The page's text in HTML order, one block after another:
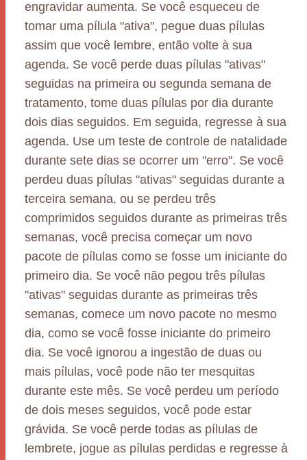
engravidar aumenta. Se você esqueceu de
tomar uma pílula "ativa", pegue duas pílulas
assim que você lembre, então volte à sua
agenda. Se você perde duas pílulas "ativas"
seguidas na primeira ou segunda semana de
tratamento, tome duas pílulas por dia durante
dois dias seguidos. Em seguida, regresse à sua
agenda. Use um teste de controle de natalidade
durante sete dias se ocorrer um "erro". Se você
perdeu duas pílulas "ativas" seguidas durante a
terceira semana, ou se perdeu três
comprimidos seguidos durante as primeiras três
semanas, você precisa começar um novo
pacote de pílulas como se fosse um iniciante do
primeiro dia. Se você não pegou três pílulas
"ativas" seguidas durante as primeiras três
semanas, comece um novo pacote no mesmo
dia, como se você fosse iniciante do primeiro
dia. Se você ignorou a ingestão de duas ou
mais pílulas, você pode não ter mesquitas
durante este mês. Se você perdeu um período
de dois meses seguidos, você pode estar
grávida. Se você perde todas as pílulas de
lembrete, jogue as pílulas perdidas e regresse à